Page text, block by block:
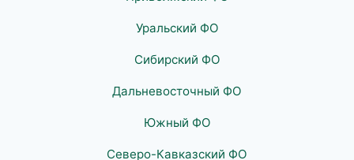
Уральский ФО
Сибирский ФО
Дальневосточный ФО
Южный ФО
Северо-Кавказский ФО